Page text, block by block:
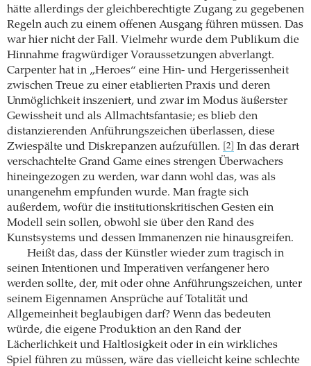
hätte allerdings der gleichberechtigte Zugang zu gegebenen
Regeln auch zu einem offenen Ausgang führen müssen. Das
war hier nicht der Fall. Vielmehr wurde dem Publikum die
Hinnahme fragwürdiger Voraussetzungen abverlangt.
Carpenter hat in „Heroes“ eine Hin- und Hergerissenheit
zwischen Treue zu einer etablierten Praxis und deren
Unmöglichkeit inszeniert, und zwar im Modus äußerster
Gewissheit und als Allmachtsfantasie; es blieb den
distanzierenden Anführungszeichen überlassen, diese
Zwiespälte und Diskrepanzen aufzufüllen.
[2]
In das derart
verschachtelte Grand Game eines strengen Überwachers
hineingezogen zu werden, war dann wohl das, was als
unangenehm empfunden wurde. Man fragte sich
außerdem, wofür die institutionskritischen Gesten ein
Modell sein sollen, obwohl sie über den Rand des
Kunstsystems und dessen Immanenzen nie hinausgreifen.
Heißt das, dass der Künstler wieder zum tragisch in
seinen Intentionen und Imperativen verfangener hero
werden sollte, der, mit oder ohne Anführungszeichen, unter
seinem Eigennamen Ansprüche auf Totalität und
Allgemeinheit beglaubigen darf? Wenn das bedeuten
würde, die eigene Produktion an den Rand der
Lächerlichkeit und Haltlosigkeit oder in ein wirkliches
Spiel führen zu müssen, wäre das vielleicht keine schlechte